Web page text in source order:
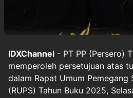
IDXChannel - PT PP (Persero)
memperoleh persetujuan atas
dalam Rapat Umum Pemegang
(RUPS) Tahun Buku 2025,